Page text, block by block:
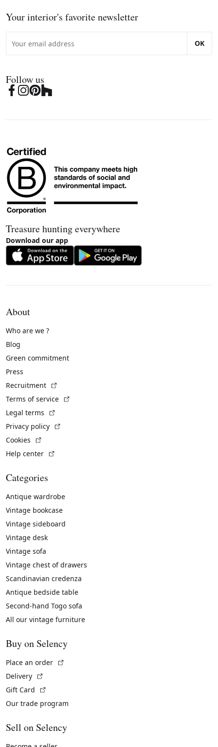
Your interior's favorite newsletter
OK
Follow us
Treasure hunting everywhere
Download our app
About
Who are we ?
Blog
Green commitment
Press
Recruitment
Terms of service
Legal terms
Privacy policy
Cookies
Help center
Categories
Antique wardrobe
Vintage bookcase
Vintage sideboard
Vintage desk
Vintage sofa
Vintage chest of drawers
Scandinavian credenza
Antique bedside table
Second-hand Togo sofa
All our vintage furniture
Buy on Selency
Place an order
Delivery
Gift Card
Our trade program
Sell on Selency